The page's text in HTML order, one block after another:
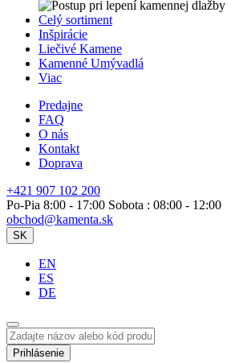
Celý sortiment
Inšpirácie
Liečivé Kamene
Kamenné Umývadlá
Viac
Predajne
FAQ
O nás
Kontakt
Doprava
+421 907 102 200
Po-Pia 8:00 - 17:00 Sobota : 08:00 - 12:00
obchod@kamenta.sk
SK
EN
ES
DE
Prihlásenie